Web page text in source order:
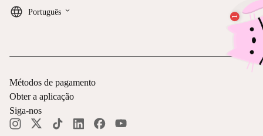
Português keyboard_arrow_down
Métodos de pagamento
Obter a aplicação
Siga-nos